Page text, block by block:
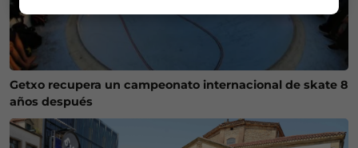
Getxo recupera un campeonato internacional de skate 8
años después